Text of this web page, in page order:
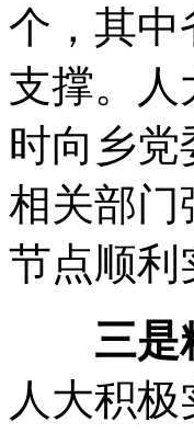
个，其中
支撑。人
时向乡
相关部门
节点顺利
三是
人大积